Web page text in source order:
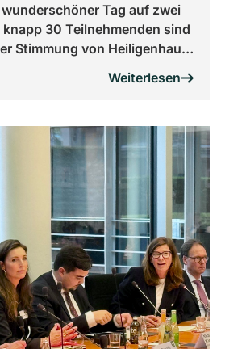
Tag auf zwei
knapp 30 Teilnehmenden sind
Stimmung von Heiligenhaus
bis nach Wuppertal
Weiterlesen